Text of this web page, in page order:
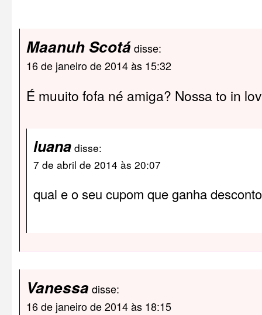
Maanuh Scotádisse:
16 de janeiro de 2014 às 15:32
É muuito fofa né amiga? Nossa to in
luana disse:
7 de abril de 2014 às 20:07
qual e o seu cupom que ganha
Vanessa disse:
16 de janeiro de 2014 às 18:15